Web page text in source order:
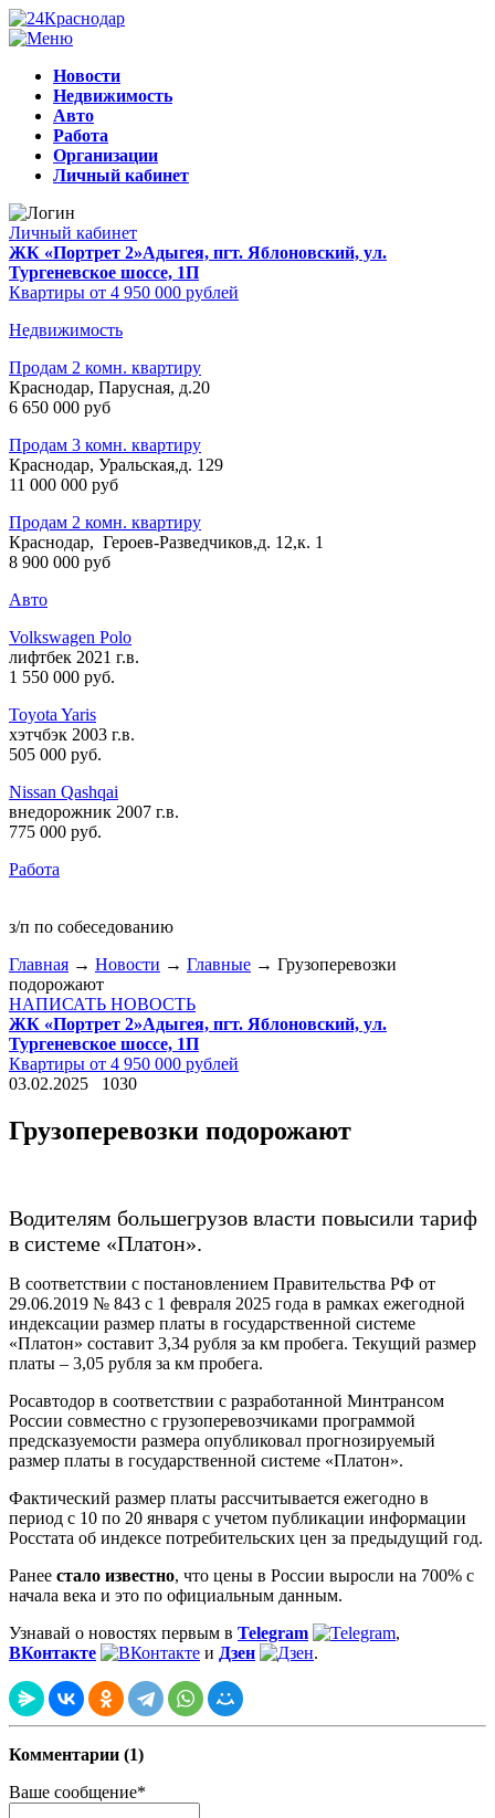
Новости
Недвижимость
Авто
Работа
Организации
Личный кабинет
Личный кабинет
ЖК «Портрет 2»Адыгея, пгт. Яблоновский, ул.
Тургеневское шоссе, 1П
Квартиры от 4 950 000 рублей
Недвижимость
Продам 2 комн. квартиру
Краснодар, Парусная, д.20
6 650 000 руб
Продам 3 комн. квартиру
Краснодар, Уральская,д. 129
11 000 000 руб
Продам 2 комн. квартиру
Краснодар, Героев-Разведчиков,д. 12,к. 1
8 900 000 руб
Авто
Volkswagen Polo
лифтбек 2021 г.в.
1 550 000 руб.
Toyota Yaris
хэтчбэк 2003 г.в.
505 000 руб.
Nissan Qashqai
внедорожник 2007 г.в.
775 000 руб.
Работа
з/п по собеседованию
Главная → Новости → Главные → Грузоперевозки
подорожают
НАПИСАТЬ НОВОСТЬ
ЖК «Портрет 2»Адыгея, пгт. Яблоновский, ул.
Тургеневское шоссе, 1П
Квартиры от 4 950 000 рублей
03.02.2025
1030
Грузоперевозки подорожают
Водителям большегрузов власти повысили тариф
в системе «Платон».
В соответствии с постановлением Правительства РФ от
29.06.2019 № 843 с 1 февраля 2025 года в рамках ежегодной
индексации размер платы в государственной системе
«Платон» составит 3,34 рубля за км пробега. Текущий размер
платы – 3,05 рубля за км пробега.
Росавтодор в соответствии с разработанной Минтрансом
России совместно с грузоперевозчиками программой
предсказуемости размера опубликовал прогнозируемый
размер платы в государственной системе «Платон».
Фактический размер платы рассчитывается ежегодно в
период с 10 по 20 января с учетом публикации информации
Росстата об индексе потребительских цен за предыдущий год.
Ранее стало известно, что цены в России выросли на 700% с
начала века и это по официальным данным.
Узнавай о новостях первым в Telegram
,
ВКонтакте
и Дзен .
Комментарии (1)
Ваше сообщение*